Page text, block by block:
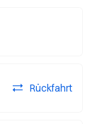
Rückfahrt